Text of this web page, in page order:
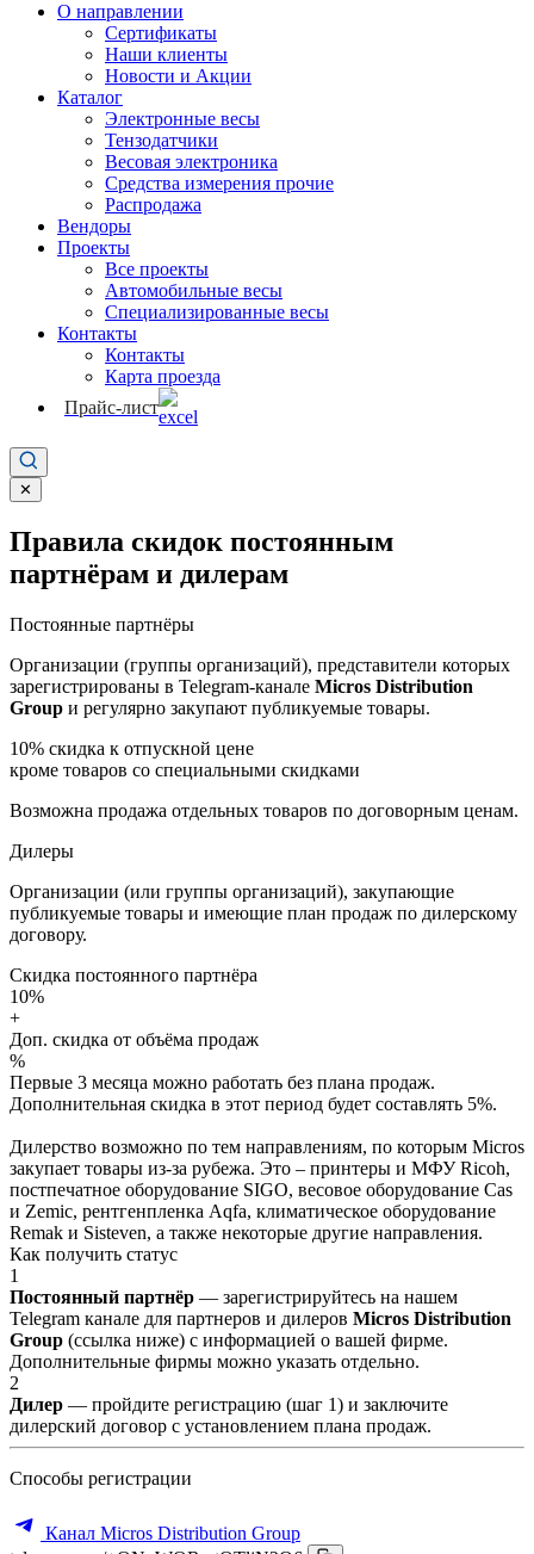
О направлении
Сертификаты
Наши клиенты
Новости и Акции
Каталог
Электронные весы
Тензодатчики
Весовая электроника
Средства измерения прочие
Распродажа
Вендоры
Проекты
Все проекты
Автомобильные весы
Специализированные весы
Контакты
Контакты
Карта проезда
Прайс-лист
✕
Правила скидок постоянным
партнёрам и дилерам
Постоянные партнёры
Организации (группы организаций), представители которых
зарегистрированы в Telegram-канале Micros Distribution
Group и регулярно закупают публикуемые товары.
10% скидка к отпускной цене
кроме товаров со специальными скидками
Возможна продажа отдельных товаров по договорным ценам.
Дилеры
Организации (или группы организаций), закупающие
публикуемые товары и имеющие план продаж по дилерскому
договору.
Скидка постоянного партнёра
10%
+
Доп. скидка от объёма продаж
%
Первые 3 месяца можно работать без плана продаж.
Дополнительная скидка в этот период будет составлять 5%.
Дилерство возможно по тем направлениям, по которым Micros
закупает товары из-за рубежа. Это – принтеры и МФУ Ricoh,
постпечатное оборудование SIGO, весовое оборудование Cas
и Zemic, рентгенпленка Aqfa, климатическое оборудование
Remak и Sisteven, а также некоторые другие направления.
Как получить статус
1
Постоянный партнёр — зарегистрируйтесь на нашем
Telegram канале для партнеров и дилеров Micros Distribution
Group (ссылка ниже) с информацией о вашей фирме.
Дополнительные фирмы можно указать отдельно.
2
Дилер — пройдите регистрацию (шаг 1) и заключите
дилерский договор с установлением плана продаж.
Способы регистрации
Канал Micros Distribution Group